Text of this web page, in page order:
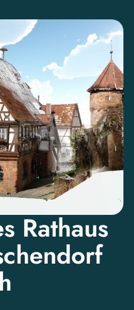
Rathaus